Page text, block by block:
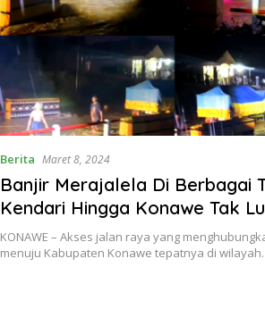
Berita Maret 8, 2024
Banjir Merajalela Di Berbagai
Kendari Hingga Konawe Tak
Olehnya
KONAWE – Akses jalan raya yang
menuju Kabupaten Konawe tepatnya di